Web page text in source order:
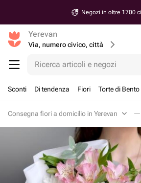
Negozi in oltre 1700
Yerevan
Via, numero civico, città
Ricerca articoli e negozi
Sconti Di tendenza Fiori Torte di Bento
Consegna fiori a domicilio in Yerevan